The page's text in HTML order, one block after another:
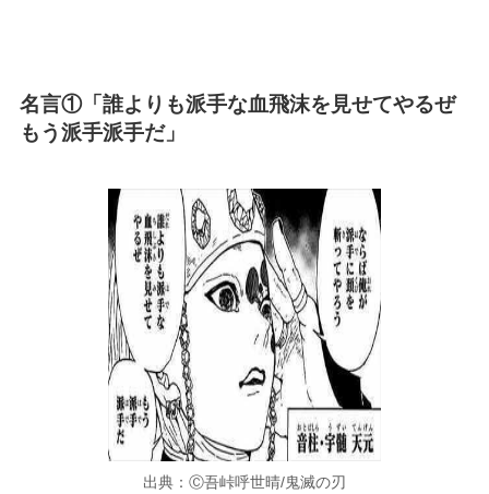
名言①「誰よりも派手な血飛沫を見せてやるぜ
もう派手派手だ」
出典：Ⓒ吾峠呼世晴/鬼滅の刃